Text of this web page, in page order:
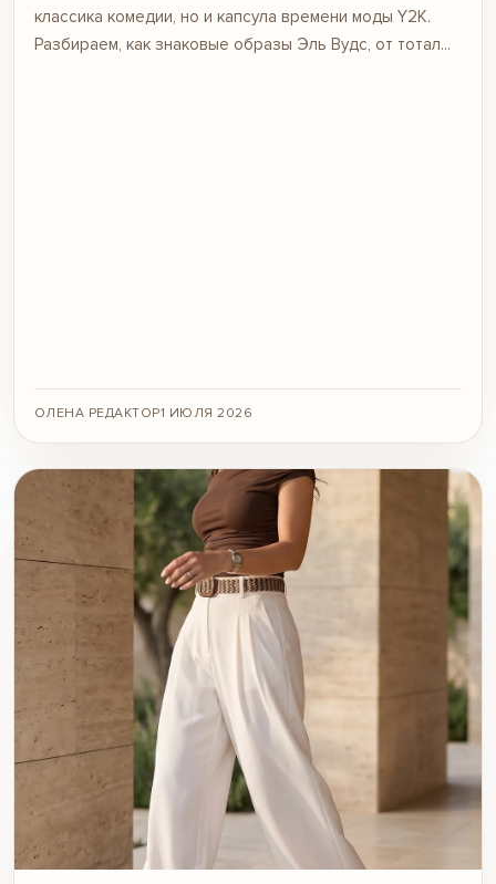
классика комедии, но и капсула времени моды Y2K.
Разбираем, как знаковые образы Эль Вудс, от тотал...
ОЛЕНА РЕДАКТОР1 ИЮЛЯ 2026